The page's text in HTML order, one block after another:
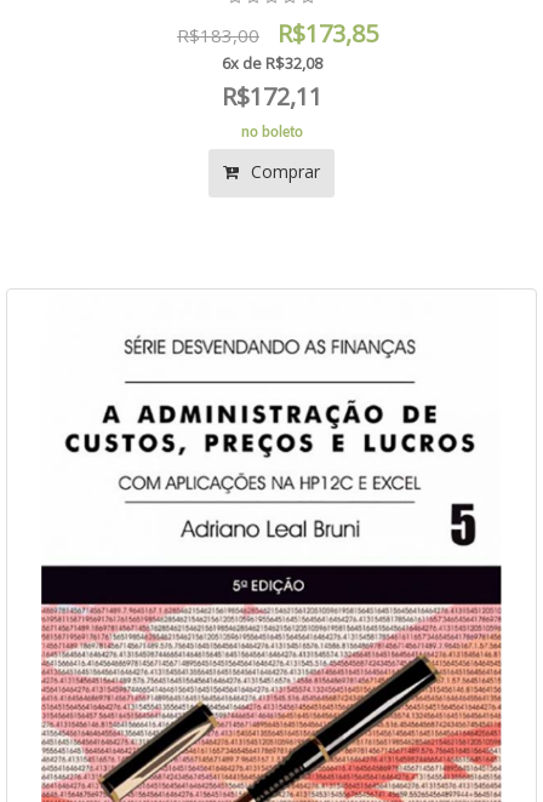
R$183,00 R$173,85
6x de R$32,08
R$172,11
no boleto
Comprar